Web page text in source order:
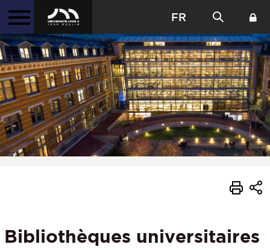
FR
Bibliothèques universitaires